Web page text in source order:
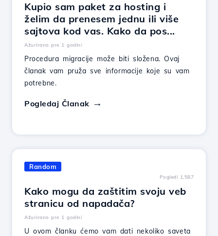
Kupio sam paket za hosting i
želim da prenesem jednu ili više
sajtova kod vas. Kako da pos...
Ažurirano pre 1 godini
Procedura migracije može biti složena. Ovaj
članak vam pruža sve informacije koje su vam
potrebne.
Pogledaj Članak
Random
Pogledi 1,587
Kako mogu da zaštitim svoju veb
stranicu od napadača?
Ažurirano pre 1 godini
U ovom članku ćemo vam dati nekoliko saveta